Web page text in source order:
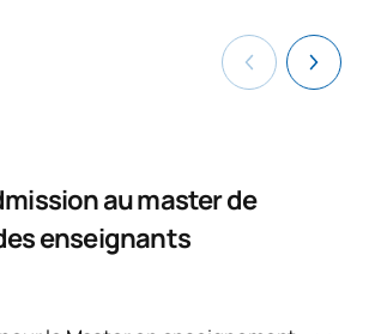
au master de
enseignants